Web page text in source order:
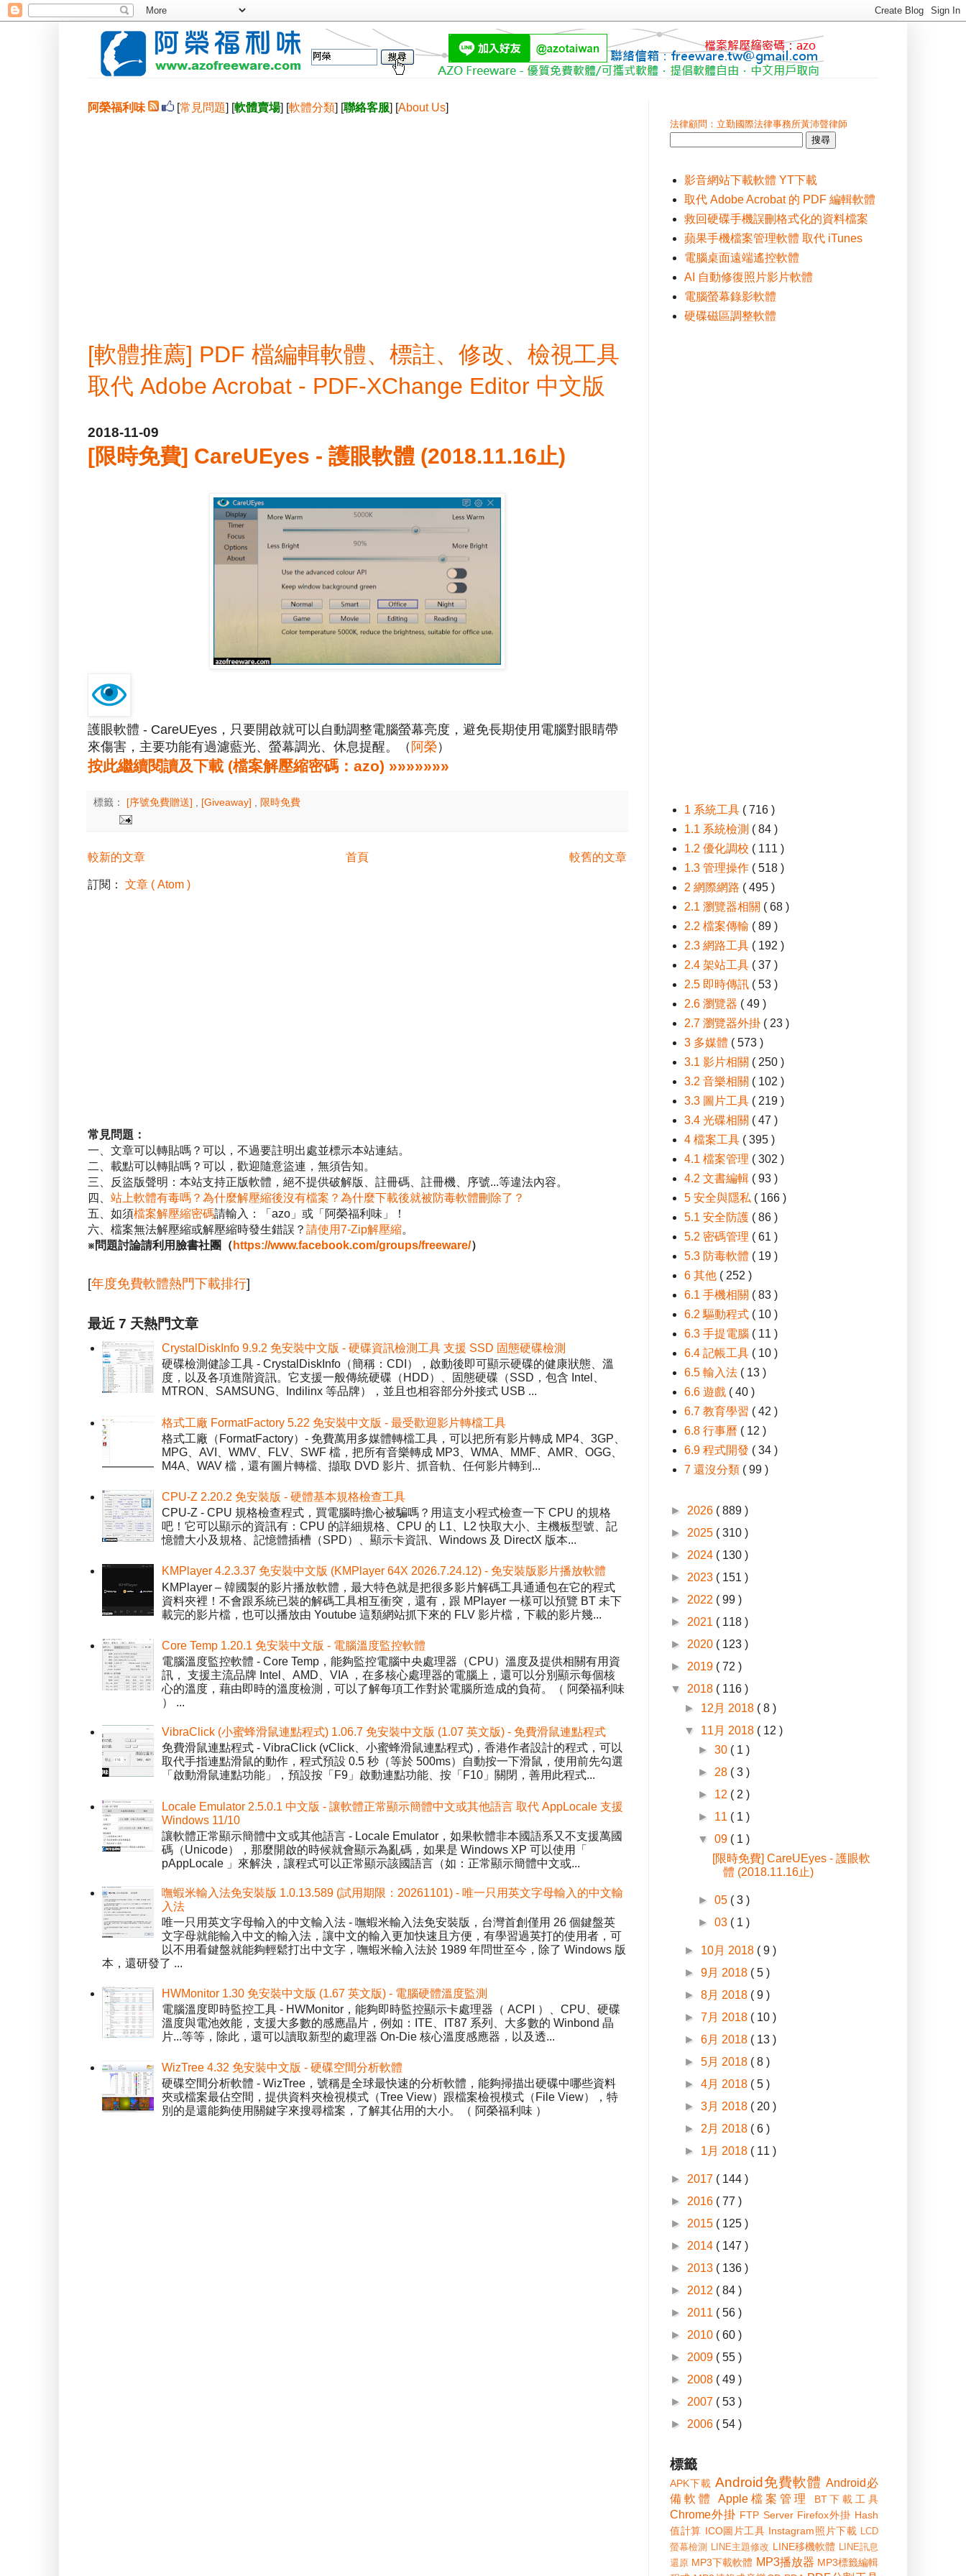
阿榮福利味 [常見問題] [軟體賣場] [軟體分類] [聯絡客服] [About Us]
[軟體推薦] PDF 檔編輯軟體、標註、修改、檢視工具
取代 Adobe Acrobat - PDF-XChange Editor 中文版
2018-11-09
[限時免費] CareUEyes - 護眼軟體 (2018.11.16止)
護眼軟體 - CareUEyes，只要開啟就可以自動調整電腦螢幕亮度，避免長期使用電腦對眼睛帶
來傷害，主要功能有過濾藍光、螢幕調光、休息提醒。（ 阿榮 ）
按此繼續閱讀及下載 (檔案解壓縮密碼：azo) »»»»»»»
標籤： [序號免費贈送] [Giveaway] 限時免費
較新的文章 較舊的文章
首頁
訂閱： 文章 ( Atom )
常見問題：
一、文章可以轉貼嗎？可以，不過要註明出處並標示本站連結。
二、載點可以轉貼嗎？可以，歡迎隨意盜連，無須告知。
三、反盜版聲明：本站支持正版軟體，絕不提供破解版、註冊碼、註冊機、序號...等違法內容。
四、 站上軟體有毒嗎？為什麼解壓縮後沒有檔案？為什麼下載後就被防毒軟體刪除了？
五、如須檔案解壓縮密碼請輸入：「azo」或「阿榮福利味」！
六、檔案無法解壓縮或解壓縮時發生錯誤？ 請使用7-Zip解壓縮。
※問題討論請利用臉書社團（ https://www.facebook.com/groups/freeware/）
[年度免費軟體熱門下載排行]
最近 7 天熱門文章
CrystalDiskInfo 9.9.2 免安裝中文版 - 硬碟資訊檢測工具 支援 SSD 固態硬碟檢測
硬碟檢測健診工具 - CrystalDiskInfo（簡稱：CDI），啟動後即可顯示硬碟的健康狀態、溫
度，以及各項進階資訊。它支援一般傳統硬碟（HDD）、固態硬碟（SSD，包含 Intel、
MTRON、SAMSUNG、Indilinx 等品牌），並且也相容部分外接式 USB ...
格式工廠 FormatFactory 5.22 免安裝中文版 - 最受歡迎影片轉檔工具
格式工廠（FormatFactory）- 免費萬用多媒體轉檔工具，可以把所有影片轉成 MP4、3GP、
MPG、AVI、WMV、FLV、SWF 檔，把所有音樂轉成 MP3、WMA、MMF、AMR、OGG、
M4A、WAV 檔，還有圖片轉檔、擷取 DVD 影片、抓音軌、任何影片轉到...
CPU-Z 2.20.2 免安裝版 - 硬體基本規格檢查工具
CPU-Z - CPU 規格檢查程式，買電腦時擔心被騙嗎？用這支小程式檢查一下 CPU 的規格
吧！它可以顯示的資訊有：CPU 的詳細規格、CPU 的 L1、L2 快取大小、主機板型號、記
憶體大小及規格、記憶體插槽（SPD）、顯示卡資訊、Windows 及 DirectX 版本...
KMPlayer 4.2.3.37 免安裝中文版 (KMPlayer 64X 2026.7.24.12) - 免安裝版影片播放軟體
KMPlayer – 韓國製的影片播放軟體，最大特色就是把很多影片解碼工具通通包在它的程式
資料夾裡！不會跟系統已裝的解碼工具相互衝突，還有，跟 MPlayer 一樣可以預覽 BT 未下
載完的影片檔，也可以播放由 Youtube 這類網站抓下來的 FLV 影片檔，下載的影片幾...
Core Temp 1.20.1 免安裝中文版 - 電腦溫度監控軟體
電腦溫度監控軟體 - Core Temp，能夠監控電腦中央處理器（CPU）溫度及提供相關有用資
訊， 支援主流品牌 Intel、AMD、VIA ，在多核心處理器的電腦上，還可以分別顯示每個核
心的溫度，藉由即時的溫度檢測，可以了解每項工作對於電腦所造成的負荷。（ 阿榮福利味
） ...
VibraClick (小蜜蜂滑鼠連點程式) 1.06.7 免安裝中文版 (1.07 英文版) - 免費滑鼠連點程式
免費滑鼠連點程式 - VibraClick (vClick、小蜜蜂滑鼠連點程式)，香港作者設計的程式，可以
取代手指連點滑鼠的動作，程式預設 0.5 秒（等於 500ms）自動按一下滑鼠，使用前先勾選
「啟動滑鼠連點功能」，預設按「F9」啟動連點功能、按「F10」關閉，善用此程式...
Locale Emulator 2.5.0.1 中文版 - 讓軟體正常顯示簡體中文或其他語言 取代 AppLocale 支援
Windows 11/10
讓軟體正常顯示簡體中文或其他語言 - Locale Emulator，如果軟體非本國語系又不支援萬國
碼（Unicode），那麼開啟的時候就會顯示為亂碼，如果是 Windows XP 可以使用「
pAppLocale 」來解決，讓程式可以正常顯示該國語言（如：正常顯示簡體中文或...
嘸蝦米輸入法免安裝版 1.0.13.589 (試用期限：20261101) - 唯一只用英文字母輸入的中文輸
入法
唯一只用英文字母輸入的中文輸入法 - 嘸蝦米輸入法免安裝版，台灣首創僅用 26 個鍵盤英
文字母就能輸入中文的輸入法，讓中文的輸入更加快速且方便，有學習過英打的使用者，可
以不用看鍵盤就能夠輕鬆打出中文字，嘸蝦米輸入法於 1989 年問世至今，除了 Windows 版
本，還研發了 ...
HWMonitor 1.30 免安裝中文版 (1.67 英文版) - 電腦硬體溫度監測
電腦溫度即時監控工具 - HWMonitor，能夠即時監控顯示卡處理器（ ACPI ）、CPU、硬碟
溫度與電池效能，支援大多數的感應晶片，例如：ITE、IT87 系列、大多數的 Winbond 晶
片...等等，除此，還可以讀取新型的處理器 On-Die 核心溫度感應器，以及透...
WizTree 4.32 免安裝中文版 - 硬碟空間分析軟體
硬碟空間分析軟體 - WizTree，號稱是全球最快速的分析軟體，能夠掃描出硬碟中哪些資料
夾或檔案最佔空間，提供資料夾檢視模式（Tree View）跟檔案檢視模式（File View），特
別的是還能夠使用關鍵字來搜尋檔案，了解其佔用的大小。（ 阿榮福利味 ）
法律顧問：立勤國際法律事務所黃沛聲律師
影音網站下載軟體 YT下載
取代 Adobe Acrobat 的 PDF 編輯軟體
救回硬碟手機誤刪格式化的資料檔案
蘋果手機檔案管理軟體 取代 iTunes
電腦桌面遠端遙控軟體
AI 自動修復照片影片軟體
電腦螢幕錄影軟體
硬碟磁區調整軟體
1 系統工具 ( 716 )
1.1 系統檢測 ( 84 )
1.2 優化調校 ( 111 )
1.3 管理操作 ( 518 )
2 網際網路 ( 495 )
2.1 瀏覽器相關 ( 68 )
2.2 檔案傳輸 ( 89 )
2.3 網路工具 ( 192 )
2.4 架站工具 ( 37 )
2.5 即時傳訊 ( 53 )
2.6 瀏覽器 ( 49 )
2.7 瀏覽器外掛 ( 23 )
3 多媒體 ( 573 )
3.1 影片相關 ( 250 )
3.2 音樂相關 ( 102 )
3.3 圖片工具 ( 219 )
3.4 光碟相關 ( 47 )
4 檔案工具 ( 395 )
4.1 檔案管理 ( 302 )
4.2 文書編輯 ( 93 )
5 安全與隱私 ( 166 )
5.1 安全防護 ( 86 )
5.2 密碼管理 ( 61 )
5.3 防毒軟體 ( 19 )
6 其他 ( 252 )
6.1 手機相關 ( 83 )
6.2 驅動程式 ( 10 )
6.3 手提電腦 ( 11 )
6.4 記帳工具 ( 10 )
6.5 輸入法 ( 13 )
6.6 遊戲 ( 40 )
6.7 教育學習 ( 42 )
6.8 行事曆 ( 12 )
6.9 程式開發 ( 34 )
7 還沒分類 ( 99 )
► 2026 ( 889 )
► 2025 ( 310 )
► 2024 ( 130 )
► 2023 ( 151 )
► 2022 ( 99 )
► 2021 ( 118 )
► 2020 ( 123 )
► 2019 ( 72 )
▼ 2018 ( 116 )
► 12月 2018 ( 8 )
▼ 11月 2018 ( 12 )
►30 ( 1 )
► 28 ( 3 )
► 12 ( 2 )
► 11 ( 1 )
▼09 ( 1 )
[限時免費] CareUEyes - 護眼軟
體 (2018.11.16止)
►05 ( 3 )
►03 ( 1 )
► 10月 2018 ( 9 )
►9月 2018 ( 5 )
►8月 2018 ( 9 )
►7月 2018 ( 10 )
►6月 2018 ( 13 )
►5月 2018 ( 8 )
►4月 2018 ( 5 )
►3月 2018 ( 20 )
► 2月 2018 ( 6 )
► 1月 2018 ( 11 )
► 2017 ( 144 )
► 2016 ( 77 )
► 2015 ( 125 )
► 2014 ( 147 )
► 2013 ( 136 )
► 2012 ( 84 )
► 2011 ( 56 )
► 2010 ( 60 )
► 2009 ( 55 )
► 2008 ( 49 )
► 2007 ( 53 )
► 2006 ( 54 )
標籤
APK下載 Android免費軟體 Android必
備軟體
Apple檔案管理 BT下載工具
Chrome外掛 FTP Server Firefox外掛 Hash
值計算 ICO圖片工具 Instagram照片下載 LCD
螢幕檢測
LINE主題修改 LINE移機軟體 LINE訊息
還原 MP3下載軟體 MP3播放器 MP3標籤編輯